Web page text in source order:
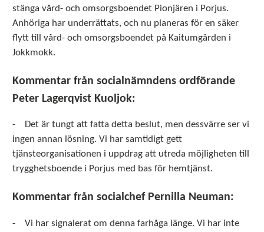
stänga vård- och omsorgsboendet Pionjären i Porjus.
Anhöriga har underrättats, och nu planeras för en säker
flytt till vård- och omsorgsboendet på Kaitumgården i
Jokkmokk.
Kommentar från socialnämndens ordförande
Peter Lagerqvist Kuoljok:
- Det är tungt att fatta detta beslut, men dessvärre ser vi
ingen annan lösning. Vi har samtidigt gett
tjänsteorganisationen i uppdrag att utreda möjligheten till
trygghetsboende i Porjus med bas för hemtjänst.
Kommentar från socialchef Pernilla Neuman:
- Vi har signalerat om denna farhåga länge. Vi har inte